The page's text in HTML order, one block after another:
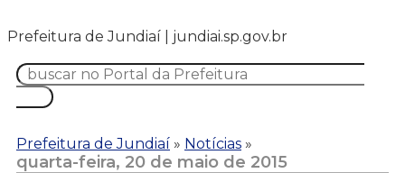
Prefeitura de Jundiaí | jundiai.sp.gov.br
Prefeitura de Jundiaí » Notícias »
quarta-feira, 20 de maio de 2015